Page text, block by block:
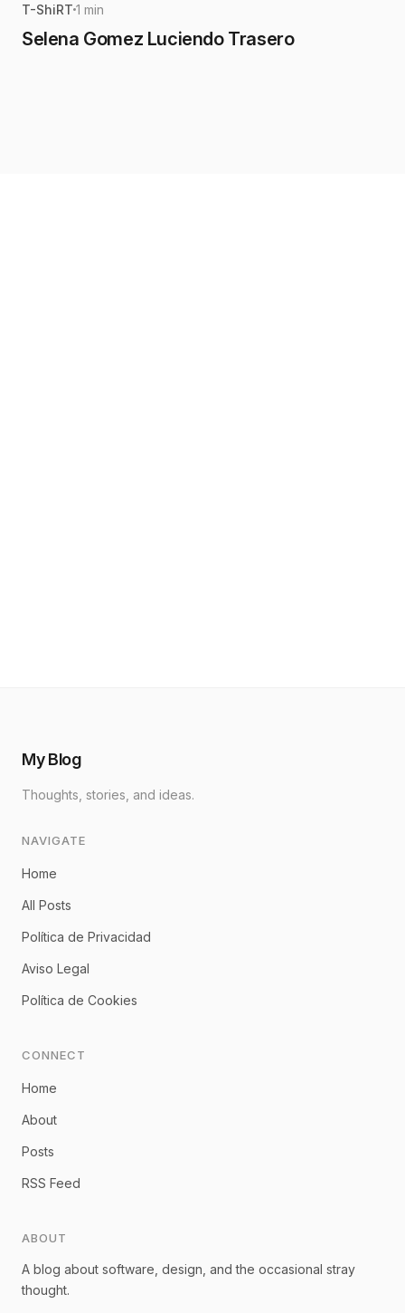
T-ShiRT 1 min
Selena Gomez Luciendo Trasero
My Blog
Thoughts, stories, and ideas.
NAVIGATE
Home
All Posts
Política de Privacidad
Aviso Legal
Política de Cookies
CONNECT
Home
About
Posts
RSS Feed
ABOUT
A blog about software, design, and the occasional stray
thought.